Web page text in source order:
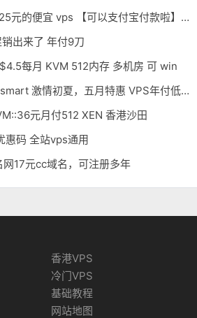
搬瓦工::每年不到25元的便宜 vps 【可以支付宝付款啦】再省 5%优惠码
出来了 年付9刀
每月 KVM 512内存 多机房 可 win
[主机商供稿]RAKsmart 激情初夏，五月特惠 VPS年付低至163元 不限流量
元月付512 XEN 香港沙田
惠码 全站vps通用
网17元cc域名，可注册多年
香港VPS
冷门VPS
基础教程
网站地图